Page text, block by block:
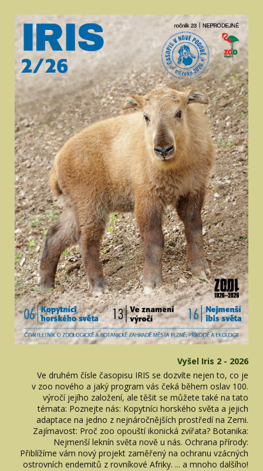
Vyšel Iris 2 - 2026
Ve druhém čísle časopisu IRIS se dozvíte nejen to, co je
v zoo nového a jaký program vás čeká během oslav 100.
výročí jejího založení, ale těšit se můžete také na tato
témata: Poznejte nás: Kopytníci horského světa a jejich
adaptace na jedno z nejnáročnějších prostředí na Zemi.
Zajímavost: Proč zoo opouští ikonická zvířata? Botanika:
Nejmenší leknín světa nově u nás. Ochrana přírody:
Přiblížíme vám nový projekt zaměřený na ochranu vzácných
ostrovních endemitů z rovníkové Afriky. ... a mnoho dalšího!